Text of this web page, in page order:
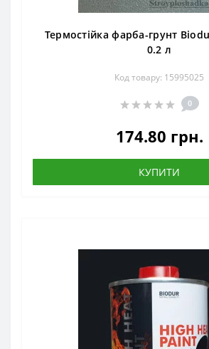
Термостійка фарба-грунт
0.2 л
Код товару: 15995025
0
174.80 грн.
КУПИТИ